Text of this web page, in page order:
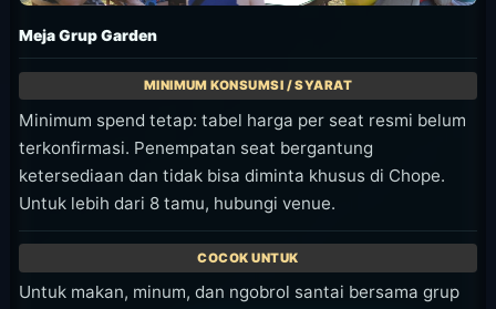
Meja Grup Garden
Minimum spend tetap: tabel harga per seat resmi belum
terkonfirmasi. Penempatan seat bergantung
ketersediaan dan tidak bisa diminta khusus di Chope.
Untuk lebih dari 8 tamu, hubungi venue.
Untuk makan, minum, dan ngobrol santai bersama grup